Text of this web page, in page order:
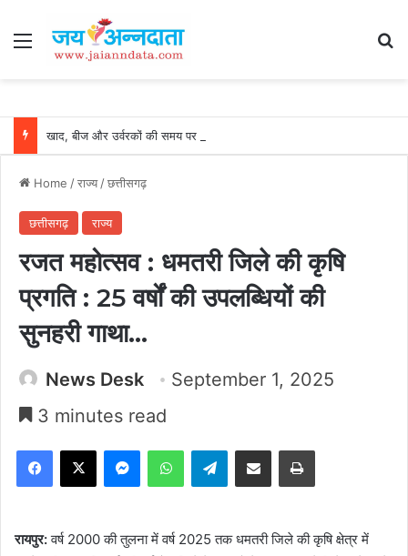
Menu
Home /राज्य/छत्तीसगढ़
छत्तीसगढ़ राज्य
रजत महोत्सव : धमतरी जिले की कृषि
प्रगति : 25 वर्षों की उपलब्धियों की
सुनहरी गाथा…
News Desk
September 1, 2025
3 minutes read
Facebook
X MessengerWhatsAppTelegramShare via Email Print
रायपुर:वर्ष 2000 की तुलना में वर्ष 2025 तक धमतरी जिले की कृषि क्षेत्र में